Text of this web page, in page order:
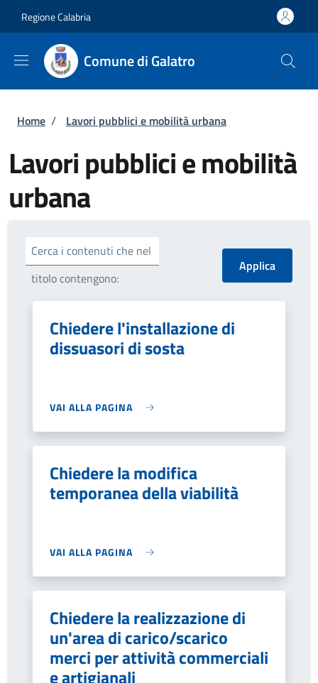
Regione Calabria
Comune di Galatro
Briciole di pane
Home / Lavori pubblici e mobilità urbana
Lavori pubblici e mobilità
urbana
Cerca i contenuti che nel
titolo contengono:
Chiedere l'installazione di
dissuasori di sosta
VAI ALLA PAGINA
Chiedere la modifica
temporanea della viabilità
VAI ALLA PAGINA
Chiedere la realizzazione di
un'area di carico/scarico
merci per attività commerciali
e artigianali